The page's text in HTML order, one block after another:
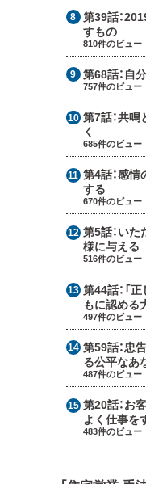
第39話：
すもの
810件のビュー
第68話： 自
757件のビュー
第7話：共鳴
く
685件のビュー
第4話：感情
する
670件のビュー
第5話：いた
様に与える
516件のビュー
第44話： 「
もに認める
497件のビュー
第59話：忠
る公平なあ
487件のビュー
第20話：お
よく仕事を
483件のビュー